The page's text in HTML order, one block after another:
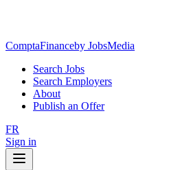
ComptaFinanceby JobsMedia
Search Jobs
Search Employers
About
Publish an Offer
FR
Sign in